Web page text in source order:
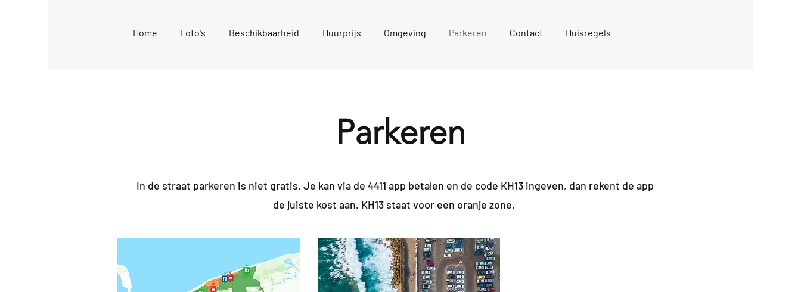
Home Foto's Beschikbaarheid Huurprijs Omgeving Parkeren Contact Huisregels
Parkeren
In de straat parkeren is niet gratis. Je kan via de 4411 app betalen en de code KH13 ingeven, dan rekent de app
de juiste kost aan. KH13 staat voor een oranje zone.